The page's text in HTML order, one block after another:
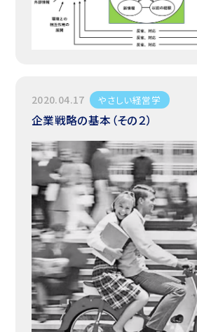
2020.04.17 やさしい経営学
企業戦略の基本（その２）